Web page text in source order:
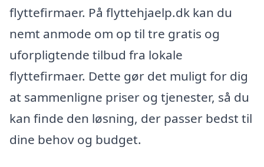
flyttefirmaer. På flyttehjaelp.dk kan du
nemt anmode om op til tre gratis og
uforpligtende tilbud fra lokale
flyttefirmaer. Dette gør det muligt for dig
at sammenligne priser og tjenester, så du
kan finde den løsning, der passer bedst til
dine behov og budget.